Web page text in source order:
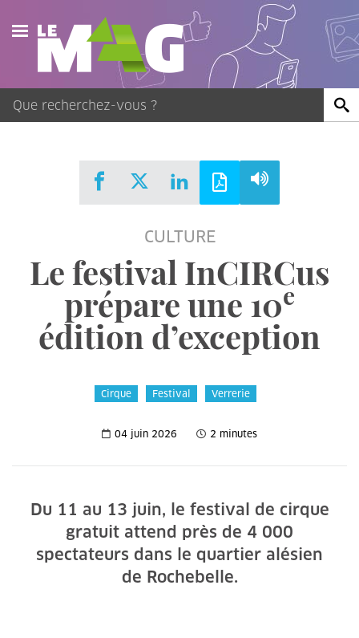
Actualités
Agenda
Publications
CULTURE
Le festival InCIRCus
prépare une 10e
édition d’exception
Cirque Festival Verrerie
04 juin 2026 2 minutes
Du 11 au 13 juin, le festival de cirque
gratuit attend près de 4 000
spectateurs dans le quartier alésien
de Rochebelle.